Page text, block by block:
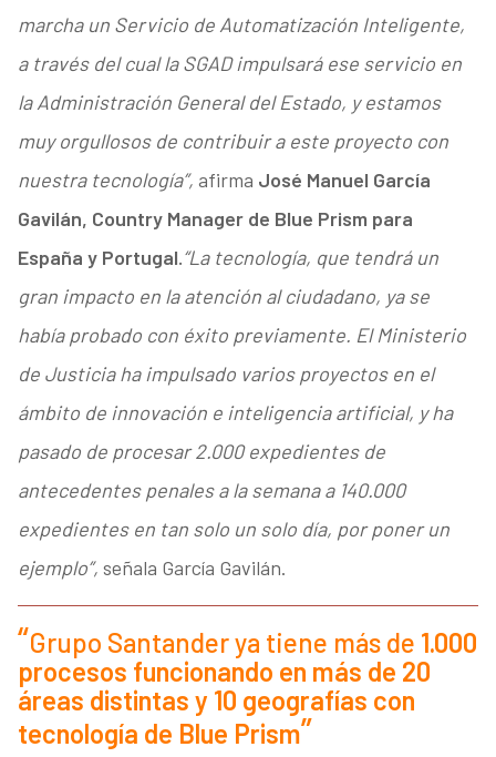
marcha un Servicio de Automatización Inteligente,
a través del cual la SGAD impulsará ese servicio en
la Administración General del Estado, y estamos
muy orgullosos de contribuir a este proyecto con
nuestra tecnología”, afirma José Manuel García
Gavilán, Country Manager de Blue Prism para
España y Portugal.“La tecnología, que tendrá un
gran impacto en la atención al ciudadano, ya se
había probado con éxito previamente. El Ministerio
de Justicia ha impulsado varios proyectos en el
ámbito de innovación e inteligencia artificial, y ha
pasado de procesar 2.000 expedientes de
antecedentes penales a la semana a 140.000
expedientes en tan solo un solo día, por poner un
ejemplo”, señala García Gavilán.
Grupo Santander ya tiene más de 1.000
procesos funcionando en más de 20
áreas distintas y 10 geografías con
tecnología de Blue Prism